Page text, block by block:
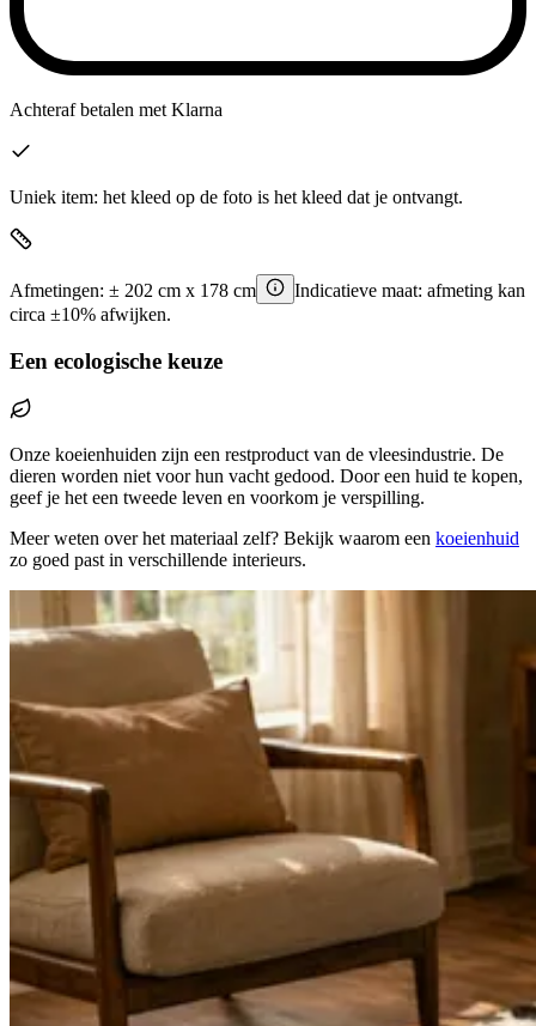
Achteraf betalen met Klarna
Uniek item: het kleed op de foto is het kleed dat je ontvangt.
Afmetingen: ± 202 cm x 178 cm
Indicatieve maat: afmeting kan
circa ±10% afwijken.
Een ecologische keuze
Onze koeienhuiden zijn een restproduct van de vleesindustrie. De
dieren worden niet voor hun vacht gedood. Door een huid te kopen,
geef je het een tweede leven en voorkom je verspilling.
Meer weten over het materiaal zelf? Bekijk waarom een koeienhuid
zo goed past in verschillende interieurs.